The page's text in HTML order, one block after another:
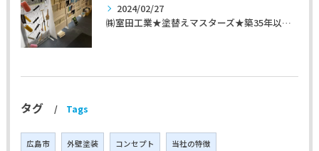
2024/02/27
㈱室田工業★塗替えマスターズ★築35年以上のお宅の施工事例
タグ Tags
広島市 外壁塗装 コンセプト 当社の特徴